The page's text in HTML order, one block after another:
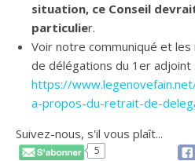
situation, ce Conseil
particulier.
Voir notre communiqué et
de délégations du 1er adjoint
https://
a-propos-du-retrait-de-
Suivez-nous, s'il vous plaît...
5